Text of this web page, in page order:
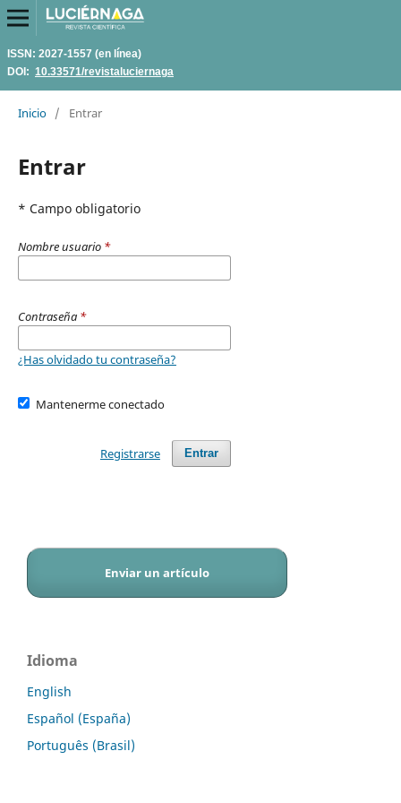
ISSN: 2027-1557 (en línea)
DOI: 10.33571/revistaluciernaga
Inicio / Entrar
Entrar
* Campo obligatorio
Nombre usuario *
Contraseña *
¿Has olvidado tu contraseña?
Mantenerme conectado
Entrar
Registrarse
Enviar un artículo
Idioma
English
Español (España)
Português (Brasil)